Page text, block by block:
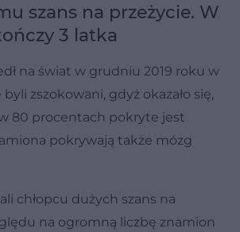
szans na przeżycie. W
3 latka
na świat w grudniu 2019 roku w
zszokowani, gdyż okazało się,
w 80 procentach pokryte jest
pokrywają także mózg
chłopcu dużych szans na
na ogromną liczbę znamion